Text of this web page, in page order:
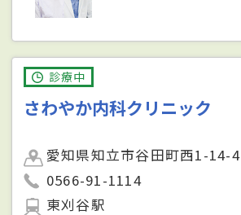
診療中
さわやか内科クリニック
愛知県知立市谷田町西1-14-4
0566-91-1114
東刈谷駅